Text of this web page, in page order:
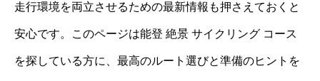
走行環境を両立させるための最新情報も押さえておくと
安心です。このページは能登 絶景 サイクリング コース
を探している方に、最高のルート選びと準備のヒントを